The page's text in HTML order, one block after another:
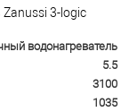
Zanussi 3-logic
водонагреватель
5.5
3100
1035